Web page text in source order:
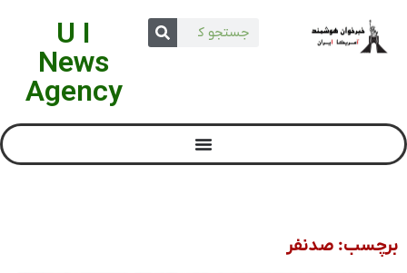
U I
News
Agency
برچسب: صدنفر